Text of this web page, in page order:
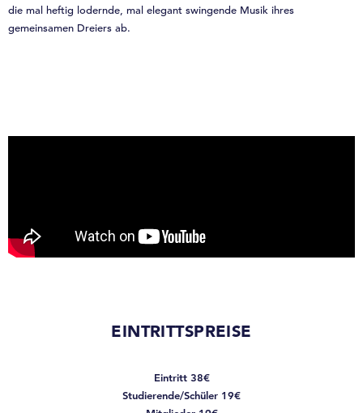
die mal heftig lodernde, mal elegant swingende Musik ihres
gemeinsamen Dreiers ab.
EINTRITTSPREISE
Eintritt 38€
Studierende/Schüler 19€